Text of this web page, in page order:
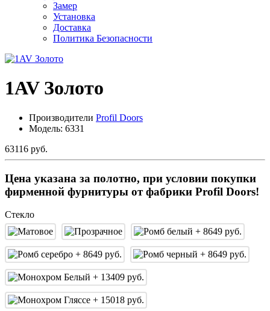
Замер
Установка
Доставка
Политика Безопасности
1AV Золото
Производители Profil Doors
Модель: 6331
63116 руб.
Цена указана за полотно, при условии покупки
фирменной фурнитуры от фабрики Profil Doors!
Стекло